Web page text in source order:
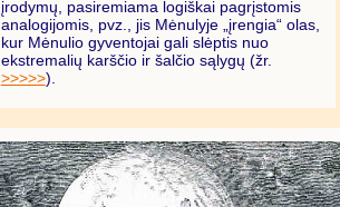
įrodymų, pasiremiama logiškai pagrįstomis
analogijomis, pvz., jis Mėnulyje „įrengia“ olas,
kur Mėnulio gyventojai gali slėptis nuo
ekstremalių karščio ir šalčio sąlygų (žr.
>>>>>).